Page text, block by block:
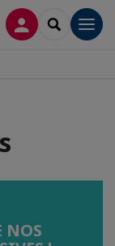
CONNEXION
NOS